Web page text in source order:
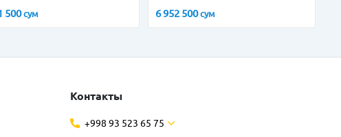
500сум 6 952 500сум
Контакты
+998 93 523 65 75